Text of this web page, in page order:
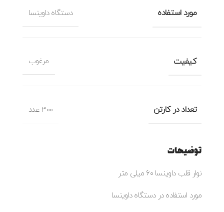
مورد استفاده دستگاه داوینسا
کیفیت مرغوب
تعداد در کارتن ۳۰۰ عدد
توضیحات
نوار قلب داوینسا ۶۰ میلی متر
مورد استفاده در دستگاه داوینسا